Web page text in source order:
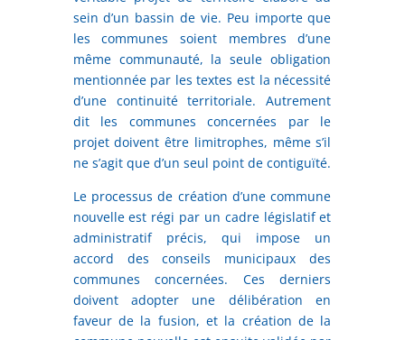
sein d’un bassin de vie. Peu importe que
les communes soient membres d’une
même communauté, la seule obligation
mentionnée par les textes est la nécessité
d’une continuité territoriale. Autrement
dit les communes concernées par le
projet doivent être limitrophes, même s’il
ne s’agit que d’un seul point de contiguïté.
Le processus de création d’une commune
nouvelle est régi par un cadre législatif et
administratif précis, qui impose un
accord des conseils municipaux des
communes concernées. Ces derniers
doivent adopter une délibération en
faveur de la fusion, et la création de la